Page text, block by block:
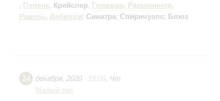
, Пуленк, Крейслер, Гершвин, Рахманинов,
Равель, Дебюсси; Синатра; Спиричуэлс; Блюз
24 декабря, 2020 19:00, Чт
Малый зал